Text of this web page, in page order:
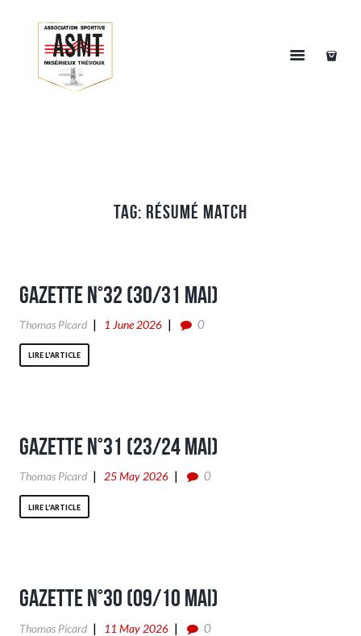
Tag: Résumé match
Gazette n°32 (30/31 Mai)
Thomas Picard 1 June 2026 0
LIRE L'ARTICLE
Gazette n°31 (23/24 Mai)
Thomas Picard 25 May 2026 0
LIRE L'ARTICLE
Gazette n°30 (09/10 Mai)
Thomas Picard 11 May 2026 0